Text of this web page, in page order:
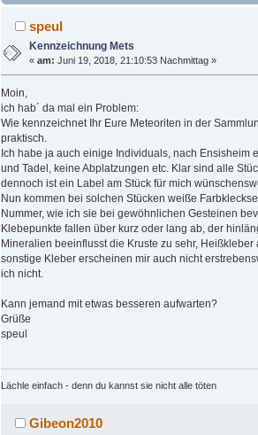
(Gelesen 4276 mal)
speul
Kennzeichnung Mets
«am: Juni 19, 2018, 21:10:53 Nachmittag »
Moin,
ich hab´ da mal ein Problem:
Wie kennzeichnet Ihr Eure Meteoriten in der
praktisch.
Ich habe ja auch einige Individuals, nach Ensisheim
und Tadel, keine Abplatzungen etc. Klar sind alle
dennoch ist ein Label am Stück für mich
Nun kommen bei solchen Stücken weiße
Nummer, wie ich sie bei gewöhnlichen Gesteinen
Klebepunkte fallen über kurz oder lang ab, der
Mineralien beeinflusst die Kruste zu sehr,
sonstige Kleber erscheinen mir auch nicht
ich nicht.
Kann jemand mit etwas besseren aufwarten?
Grüße
speul
Lächle einfach - denn du kannst sie nicht alle töten
Gibeon2010